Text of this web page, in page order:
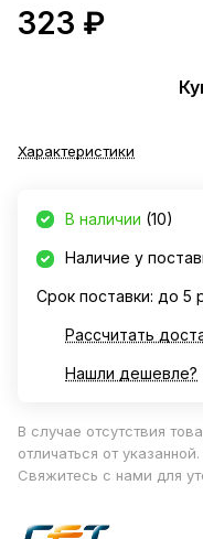
323 ₽
Характеристики
В наличии (10)
Наличие у
Срок поставки: до 5
Рассчитать
Нашли дешевле?
В случае отсутствия
отличаться от указанной.
Свяжитесь с нами для